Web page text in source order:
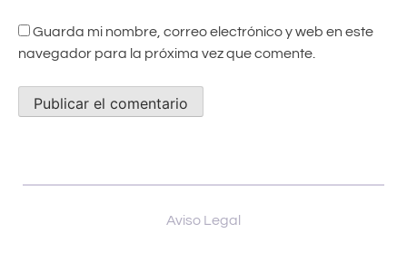
Guarda mi nombre, correo electrónico y web en este
navegador para la próxima vez que comente.
Aviso Legal